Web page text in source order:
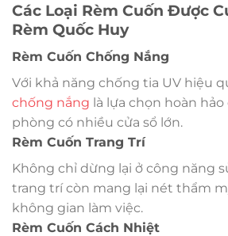
Các Loại Rèm Cuốn Được
Rèm Quốc Huy
Rèm Cuốn Chống Nắng
Với khả năng chống tia UV hiệu
chống nắng là lựa chọn hoàn hảo
phòng có nhiều cửa sổ lớn.
Rèm Cuốn Trang Trí
Không chỉ dừng lại ở công năng
trang trí còn mang lại nét thẩm
không gian làm việc.
Rèm Cuốn Cách Nhiệt